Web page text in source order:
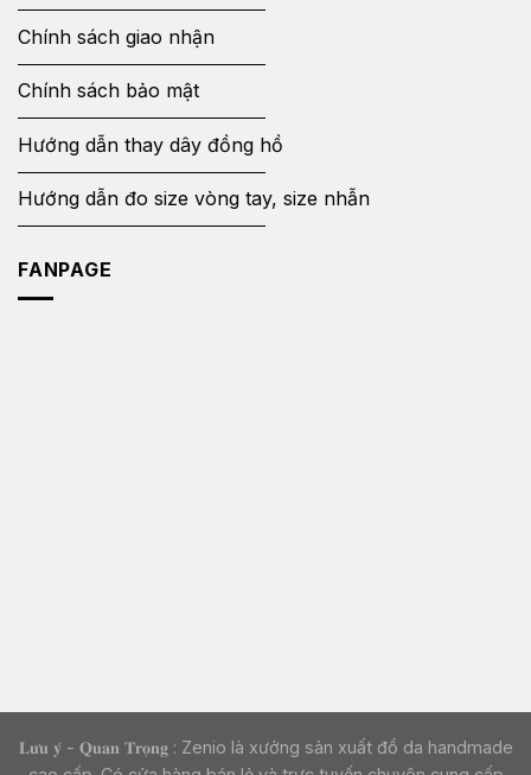
Chính sách giao nhận
Chính sách bảo mật
Hướng dẫn thay dây đồng hồ
Hướng dẫn đo size vòng tay, size nhẫn
FANPAGE
𝐋𝐮̛𝐮 𝐲́ - 𝐐𝐮𝐚𝐧 𝐓𝐫𝐨̣𝐧𝐠 : Zenio là xưởng sản xuất đồ da handmade